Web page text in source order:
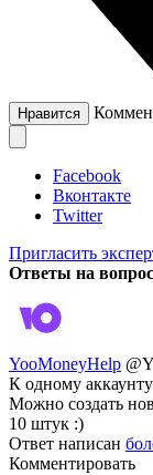
Нравится
Facebook
Вконтакте
Twitter
Пригласить
Ответы на вопрос
YooMoneyHelp
К одному
Можно создать
10 штук :)
Ответ написан
Комментировать